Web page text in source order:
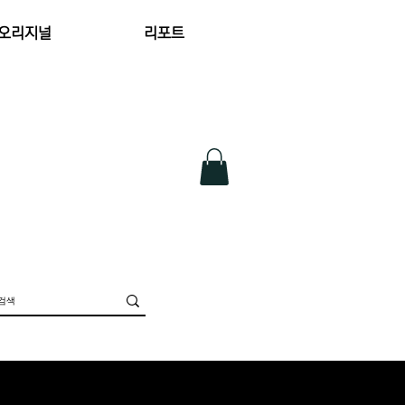
리지널 리포트